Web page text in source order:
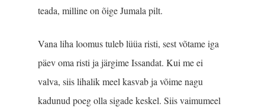
teada, milline on õige Jumala pilt.
Vana liha loomus tuleb lüüa risti, sest võtame iga
päev oma risti ja järgime Issandat. Kui me ei
valva, siis lihalik meel kasvab ja võime nagu
kadunud poeg olla sigade keskel. Siis vaimumeel